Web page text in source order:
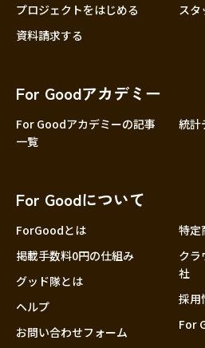
プロジェクトをはじめる
スタ
資料請求する
For Goodアカデミー
For Goodアカデミーの記事
一覧
統計
For Goodについて
ForGoodとは
掲載手数料0円の仕組み
グッド隊とは
ヘルプ
お問い合わせフォーム
特定
クラ
社
採用
For